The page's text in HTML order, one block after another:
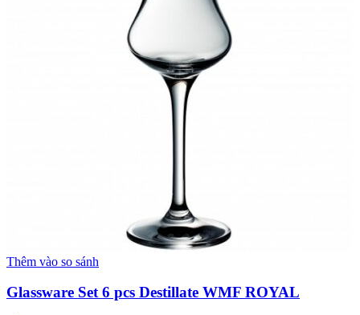
Thêm vào so sánh
Glassware Set 6 pcs Destillate WMF ROYAL